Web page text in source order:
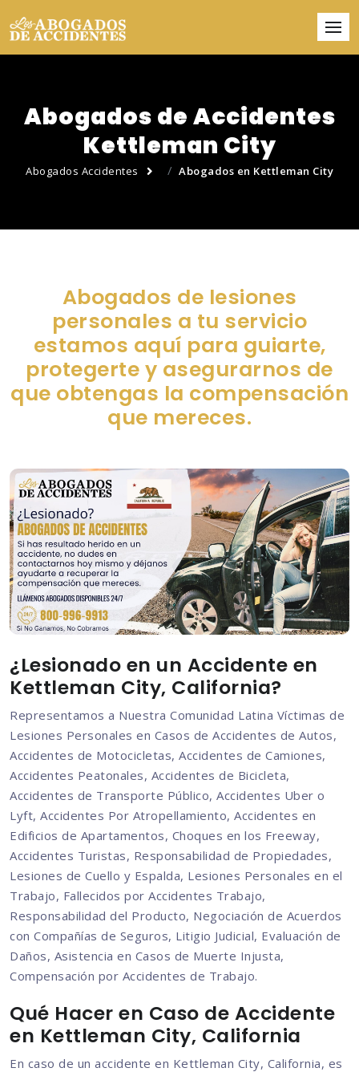
Abogados de Accidentes
Kettleman City
Abogados Accidentes Abogados en Kettleman City
Abogados de lesiones
personales a tu servicio
estamos aquí para guiarte,
protegerte y asegurarnos de
que obtengas la compensación
que mereces.
¿Lesionado en un Accidente en
Kettleman City, California?
Representamos a Nuestra Comunidad Latina Víctimas de
Lesiones Personales en Casos de Accidentes de Autos,
Accidentes de Motocicletas, Accidentes de Camiones,
Accidentes Peatonales, Accidentes de Bicicleta,
Accidentes de Transporte Público, Accidentes Uber o
Lyft, Accidentes Por Atropellamiento, Accidentes en
Edificios de Apartamentos, Choques en los Freeway,
Accidentes Turistas, Responsabilidad de Propiedades,
Lesiones de Cuello y Espalda, Lesiones Personales en el
Trabajo, Fallecidos por Accidentes Trabajo,
Responsabilidad del Producto, Negociación de Acuerdos
con Compañías de Seguros, Litigio Judicial, Evaluación de
Daños, Asistencia en Casos de Muerte Injusta,
Compensación por Accidentes de Trabajo.
Qué Hacer en Caso de Accidente
en Kettleman City, California
En caso de un accidente en Kettleman City, California, es